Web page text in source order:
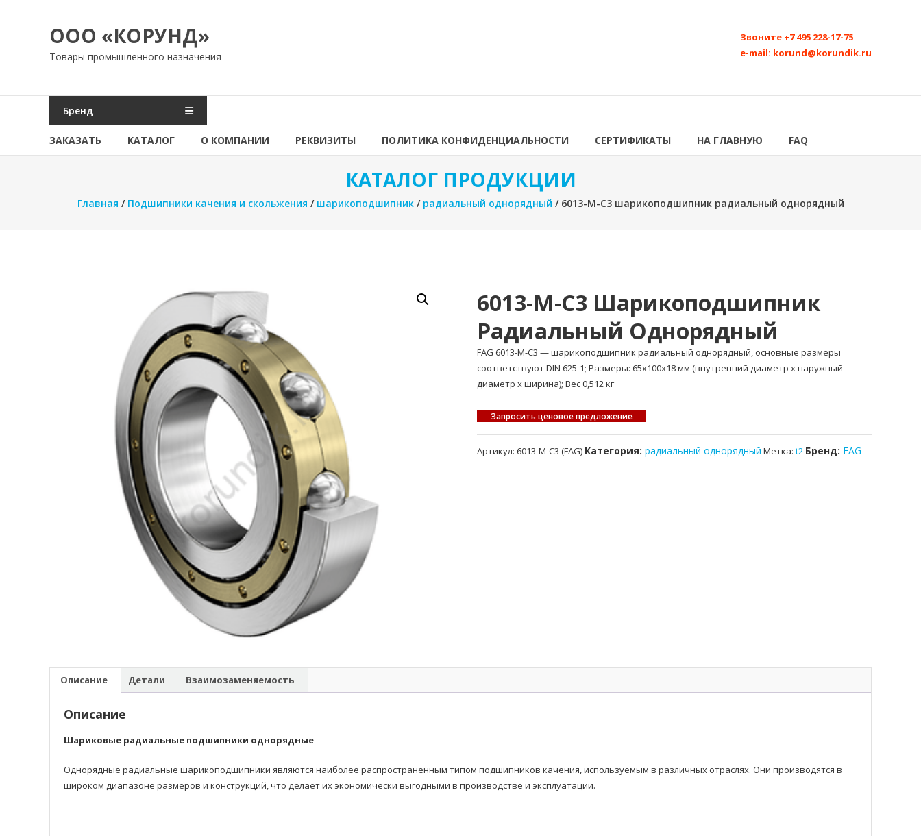
содержимомуООО «КОРУНД»
Товары промышленного назначения
Звоните +7 495 228-17-75
e-mail: korund@korundik.ru
Бренд
ЗАКАЗАТЬ КАТАЛОГ О КОМПАНИИ РЕКВИЗИТЫ ПОЛИТИКА КОНФИДЕНЦИАЛЬНОСТИ СЕРТИФИКАТЫ НА ГЛАВНУЮ FAQ
КАТАЛОГ ПРОДУКЦИИ
Главная / Подшипники качения и скольжения / шарикоподшипник/ радиальный однорядный / 6013-M-C3 шарикоподшипник радиальный однорядный
6013-M-C3 Шарикоподшипник
Радиальный Однорядный
FAG 6013-M-C3 — шарикоподшипник радиальный однорядный, основные размеры
соответствуют DIN 625-1; Размеры: 65x100x18 мм (внутренний диаметр x наружный
диаметр x ширина); Вес 0,512 кг
Запросить ценовое предложение
Артикул: 6013-M-C3 (FAG) Категория: радиальный однорядный Метка: t2 Бренд: FAG
Описание Детали Взаимозаменяемость
Описание
Шариковые радиальные подшипники однорядные
Однорядные радиальные шарикоподшипники являются наиболее распространённым типом подшипников качения, используемым в различных отраслях. Они производятся в
широком диапазоне размеров и конструкций, что делает их экономически выгодными в производстве и эксплуатации.